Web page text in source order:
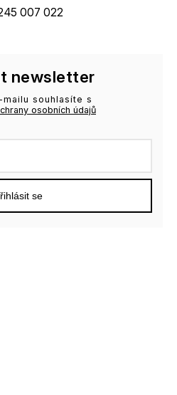
007 022
newsletter
souhlasíte s
osobních údajů
se